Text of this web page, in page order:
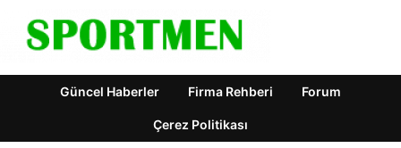
Güncel Haberler Firma Rehberi Forum
Çerez Politikası